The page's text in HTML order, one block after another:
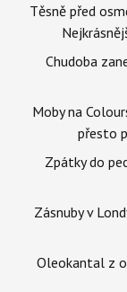
Těsně před
Chudoba
Moby na
přesto
Zpátky do
Zásnuby v
Oleokantal z